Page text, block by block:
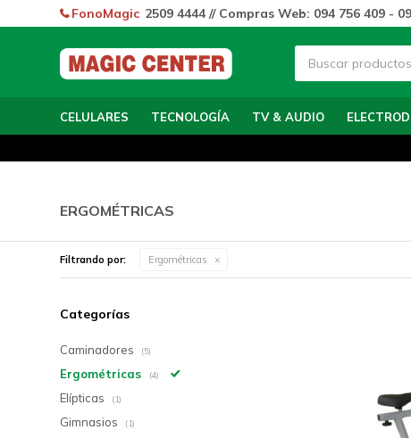
CELULARES TECNOLOGÍA TV & AUDIO
FonoMagic 2509 4444 // Compras Web: 094 756 409 -
ERGOMÉTRICAS
Filtrando por: Ergométricas
Categorías
Caminadores (5)
Ergométricas (4)
Elípticas (1)
Gimnasios (1)